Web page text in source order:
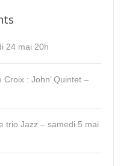
24 mai 20h
: John’ Quintet –
trio Jazz – samedi 5 mai